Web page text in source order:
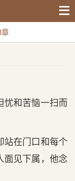
忧和苦恼一扫而
站在门口和每个
面见下属，他念